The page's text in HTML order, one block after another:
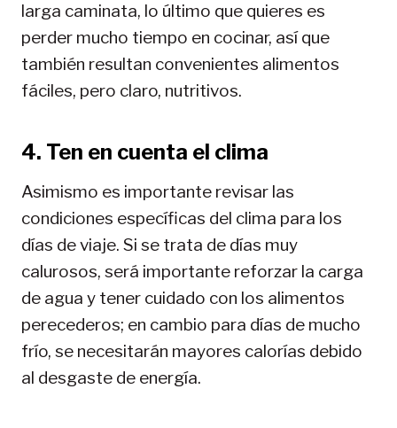
larga caminata, lo último que quieres es
perder mucho tiempo en cocinar, así que
también resultan convenientes alimentos
fáciles, pero claro, nutritivos.
4. Ten en cuenta el clima
Asimismo es importante revisar las
condiciones específicas del clima para los
días de viaje. Si se trata de días muy
calurosos, será importante reforzar la carga
de agua y tener cuidado con los alimentos
perecederos; en cambio para días de mucho
frío, se necesitarán mayores calorías debido
al desgaste de energía.